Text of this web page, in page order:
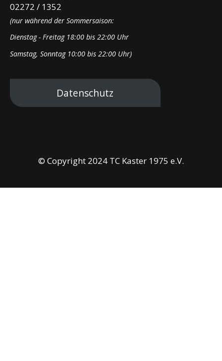
02272 / 1352
(nur während der Sommersaison:
Dienstag - Freitag 18:00 bis 22:00 Uhr
Samstag, Sonntag 10:00 bis 22:00 Uhr)
Datenschutz
© Copyright 2024 TC Kaster 1975 e.V.